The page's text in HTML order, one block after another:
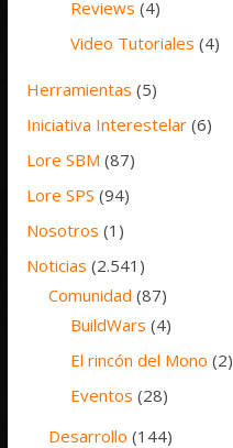
Reviews (4)
Video Tutoriales (4)
Herramientas (5)
Iniciativa Interestelar (6)
Lore SBM (87)
Lore SPS (94)
Nosotros (1)
Noticias (2.541)
Comunidad (87)
BuildWars (4)
El rincón del Mono (2)
Eventos (28)
Desarrollo (144)